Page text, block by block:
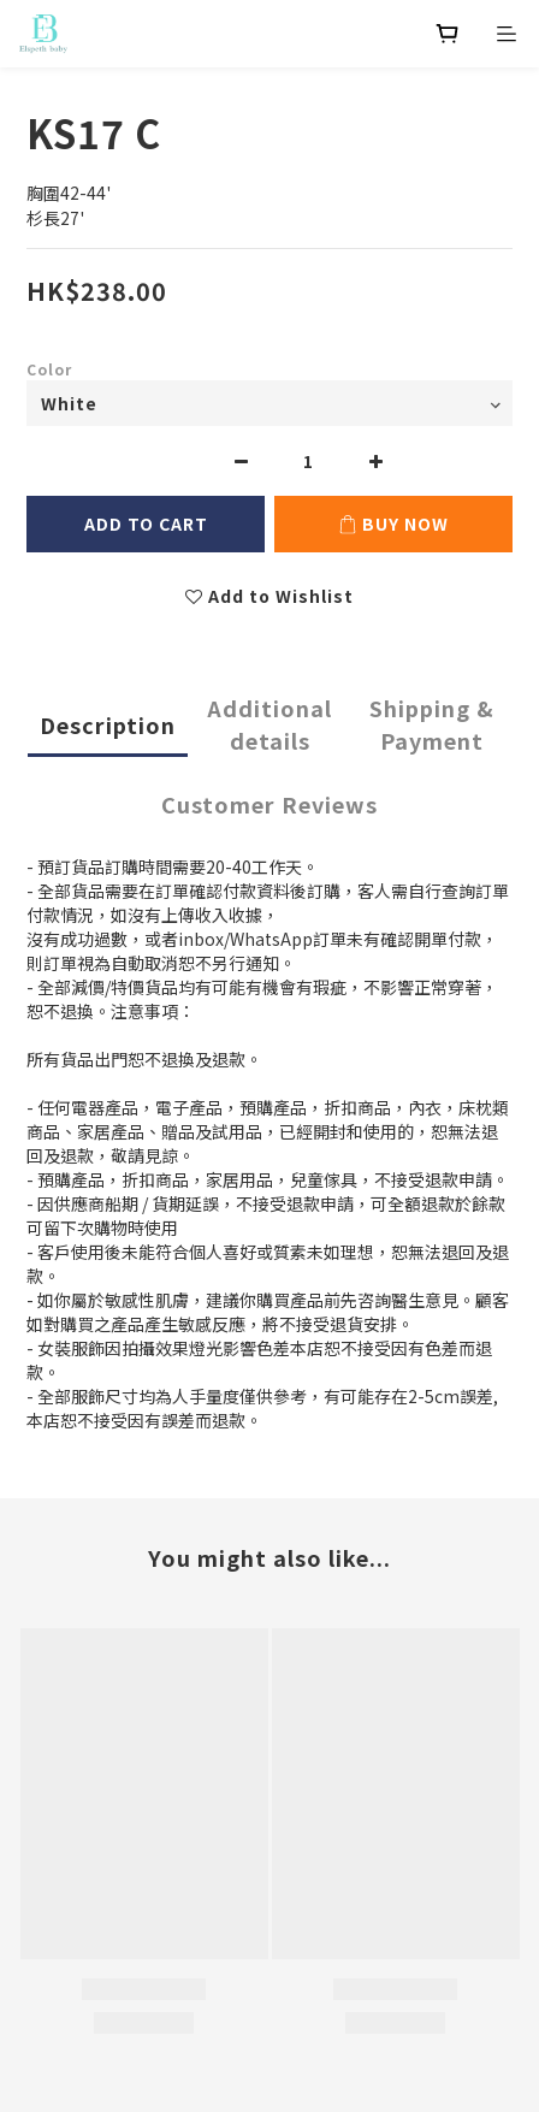
KS17 C
胸圍42-44'
杉長27'
HK$238.00
Color
ADD TO CART BUY NOW
Add to Wishlist
Description
Additional
details
Shipping &
Payment
Customer Reviews
- 預訂貨品訂購時間需要20-40工作天。
- 全部貨品需要在訂單確認付款資料後訂購，客人需自行查詢訂單
付款情況，如沒有上傳收入收據，
沒有成功過數，或者inbox/WhatsApp訂單未有確認開單付款，
則訂單視為自動取消恕不另行通知。
- 全部減價/特價貨品均有可能有機會有瑕疵，不影響正常穿著，
恕不退換。注意事項：
所有貨品出門恕不退換及退款。
- 任何電器產品，電子產品，預購產品，折扣商品，內衣，床枕類
商品、家居產品、贈品及試用品，已經開封和使用的，恕無法退
回及退款，敬請見諒。
- 預購產品，折扣商品，家居用品，兒童傢具，不接受退款申請。
- 因供應商船期 / 貨期延誤，不接受退款申請，可全額退款於餘款
可留下次購物時使用
- 客戶使用後未能符合個人喜好或質素未如理想，恕無法退回及退
款。
- 如你屬於敏感性肌膚，建議你購買產品前先咨詢醫生意見。顧客
如對購買之產品產生敏感反應，將不接受退貨安排。
- 女裝服飾因拍攝效果燈光影響色差本店恕不接受因有色差而退
款。
- 全部服飾尺寸均為人手量度僅供參考，有可能存在2-5cm誤差,
本店恕不接受因有誤差而退款。
You might also like...